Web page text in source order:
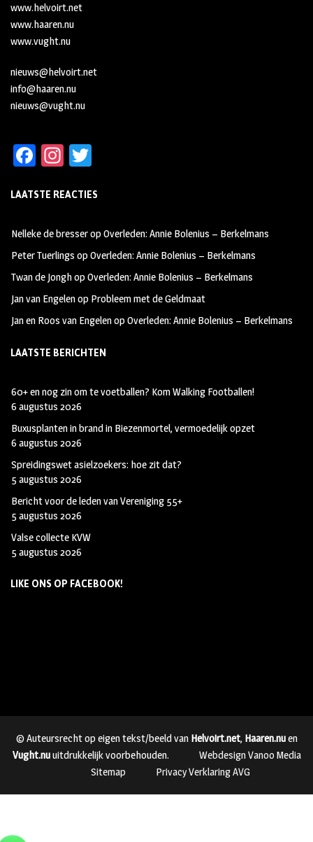
www.helvoirt.net
www.haaren.nu
www.vught.nu
nieuws@helvoirt.net
info@haaren.nu
nieuws@vught.nu
Fa
b
oo
k
In
ag
m
tt
LAATSTE REACTIES
Nelleke de bresseropOverleden: Annie Bolenius – Berkelmans
Peter Tuerlings opOverleden: Annie Bolenius – Berkelmans
Twan de JonghopOverleden: Annie Bolenius – Berkelmans
Jan van Engelenop Probleem met de Geldmaat
Jan en Roos van EngelenopOverleden: Annie Bolenius – Berkelmans
LAATSTE BERICHTEN
60+ en nog zin om te voetballen? Kom Walking Footballen!
6 augustus 2026
Buxusplanten in brand in Biezenmortel, vermoedelijk opzet
6 augustus 2026
Spreidingswet asielzoekers: hoe zit dat?
5 augustus 2026
Bericht voor de leden van Vereniging 55+
5 augustus 2026
Valse collecte KVW
5 augustus 2026
LIKE ONS OP FACEBOOK!
© Auteursrecht op eigen tekst/beeld van Helvoirt.net, Haaren.nuen
Vught.nuuitdrukkelijk voorbehouden.
Webdesign Vanoo Media
Sitemap
Privacy Verklaring AVG